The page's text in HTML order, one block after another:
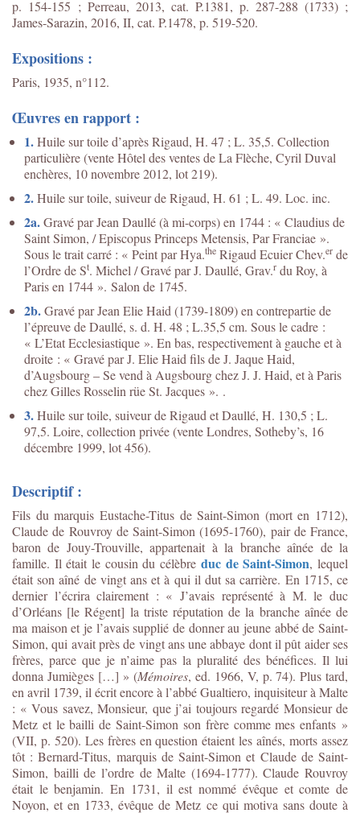
p. 154-155 ; Perreau, 2013, cat. P.1381, p. 287-288 (1733) ;
James-Sarazin, 2016, II, cat. P.1478, p. 519-520.
Expositions :
Paris, 1935, n°112.
Œuvres en rapport :
1.Huile sur toile d’après Rigaud, H. 47 ; L. 35,5. Collection
particulière (vente Hôtel des ventes de La Flèche, Cyril Duval
enchères, 10 novembre 2012, lot 219).
2.Huile sur toile, suiveur de Rigaud, H. 61 ; L. 49. Loc. inc.
2a.Gravé par Jean Daullé (à mi-corps) en 1744 : « Claudius de
Saint Simon, / Episcopus Princeps Metensis, Par Franciae ».
Sous le trait carré : « Peint par Hya.the Rigaud Ecuier Chev.er de
l’Ordre de St. Michel / Gravé par J. Daullé, Grav.r du Roy, à
Paris en 1744 ». Salon de 1745.
2b.Gravé par Jean Elie Haid (1739-1809) en contrepartie de
l’épreuve de Daullé, s. d. H. 48 ; L.35,5 cm. Sous le cadre :
« L’Etat Ecclesiastique ». En bas, respectivement à gauche et à
droite : « Gravé par J. Elie Haid fils de J. Jaque Haid,
d’Augsbourg – Se vend à Augsbourg chez J. J. Haid, et à Paris
chez Gilles Rosselin rüe St. Jacques ». .
3.Huile sur toile, suiveur de Rigaud et Daullé, H. 130,5 ; L.
97,5. Loire, collection privée (vente Londres, Sotheby’s, 16
décembre 1999, lot 456).
Descriptif :
Fils du marquis Eustache-Titus de Saint-Simon (mort en 1712),
Claude de Rouvroy de Saint-Simon (1695-1760), pair de France,
baron de Jouy-Trouville, appartenait à la branche aînée de la
famille. Il était le cousin du célèbre duc de Saint-Simon, lequel
était son aîné de vingt ans et à qui il dut sa carrière. En 1715, ce
dernier l’écrira clairement : « J’avais représenté à M. le duc
d’Orléans [le Régent] la triste réputation de la branche aînée de
ma maison et je l’avais supplié de donner au jeune abbé de Saint-
Simon, qui avait près de vingt ans une abbaye dont il pût aider ses
frères, parce que je n’aime pas la pluralité des bénéfices. Il lui
donna Jumièges […] » (Mémoires, ed. 1966, V, p. 74). Plus tard,
en avril 1739, il écrit encore à l’abbé Gualtiero, inquisiteur à Malte
: « Vous savez, Monsieur, que j’ai toujours regardé Monsieur de
Metz et le bailli de Saint-Simon son frère comme mes enfants »
(VII, p. 520). Les frères en question étaient les aînés, morts assez
tôt : Bernard-Titus, marquis de Saint-Simon et Claude de Saint-
Simon, bailli de l’ordre de Malte (1694-1777). Claude Rouvroy
était le benjamin. En 1731, il est nommé évêque et comte de
Noyon, et en 1733, évêque de Metz ce qui motiva sans doute à